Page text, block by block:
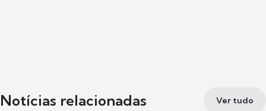
Notícias relacionadas Ver tudo